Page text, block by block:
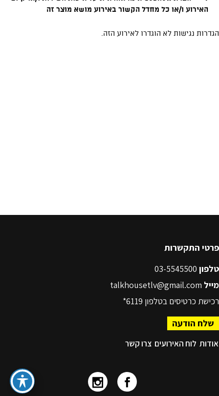
פרטי התקשרות
טלפון
מייל talkhousetlv@gmail.com
רכישת כרטיסים בטלפון 6119*
שלח הודעה
אודות לוח האירועים צרו קשר